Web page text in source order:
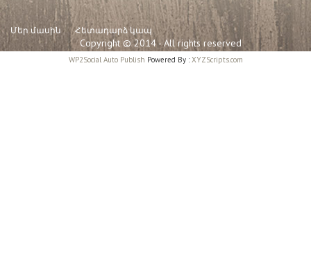
Մեր մասին Հետադարձ կապ
Copyright © 2014 - All rights reserved
WP2Social Auto Publish Powered By :XYZScripts.com